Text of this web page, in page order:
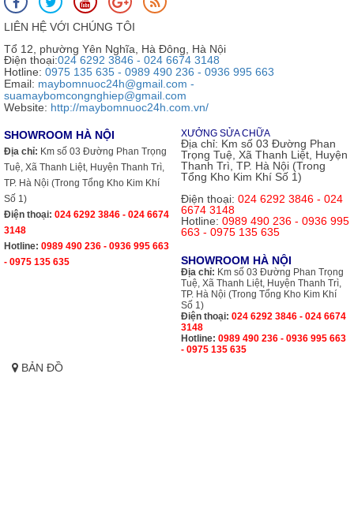
LIÊN HỆ VỚI CHÚNG TÔI
Tổ 12, phường Yên Nghĩa, Hà Đông, Hà Nội
Điện thoại:024 6292 3846 - 024 6674 3148
Hotline: 0975 135 635 - 0989 490 236 - 0936 995 663
Email: maybomnuoc24h@gmail.com -
suamaybomcongnghiep@gmail.com
Website: http://maybomnuoc24h.com.vn/
SHOWROOM HÀ NỘI
Địa chỉ: Km số 03 Đường Phan Trọng
Tuệ, Xã Thanh Liệt, Huyện Thanh Trì,
TP. Hà Nội (Trong Tổng Kho Kim Khí
Số 1)
Điện thoại: 024 6292 3846 - 024 6674
3148
Hotline: 0989 490 236 - 0936 995 663
- 0975 135 635
XƯỞNG SỬA CHỮA
Địa chỉ: Km số 03 Đường Phan
Trọng Tuệ, Xã Thanh Liệt, Huyện
Thanh Trì, TP. Hà Nội (Trong
Tổng Kho Kim Khí Số 1)
Điện thoại: 024 6292 3846 - 024
6674 3148
Hotline: 0989 490 236 - 0936 995
663 - 0975 135 635
SHOWROOM HÀ NỘI
Địa chỉ: Km số 03 Đường Phan Trọng
Tuệ, Xã Thanh Liệt, Huyện Thanh Trì,
TP. Hà Nội (Trong Tổng Kho Kim Khí
Số 1)
Điện thoại: 024 6292 3846 - 024 6674
3148
Hotline: 0989 490 236 - 0936 995 663
- 0975 135 635
BẢN ĐỒ